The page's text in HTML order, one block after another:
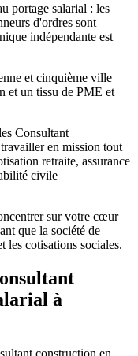
portage salarial : les
d'ordres sont
indépendante est
et cinquième ville
et un tissu de PME et
Consultant
en mission tout
retraite, assurance
civile
sur votre cœur
que la société de
les cotisations sociales.
à